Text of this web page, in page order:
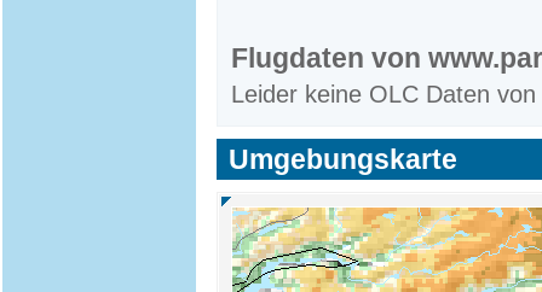
Flugdaten von
Leider keine OLC Daten
Umgebungskarte